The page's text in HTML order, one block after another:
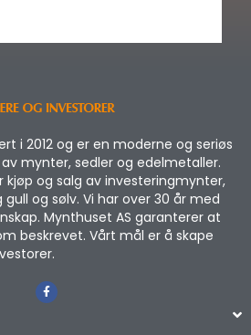
i 2012 og er en moderne og seriøs
mynter, sedler og edelmetaller.
kjøp og salg av investeringmynter,
og sølv. Vi har over 30 år med
Mynthuset AS garanterer at
beskrevet. Vårt mål er å skape